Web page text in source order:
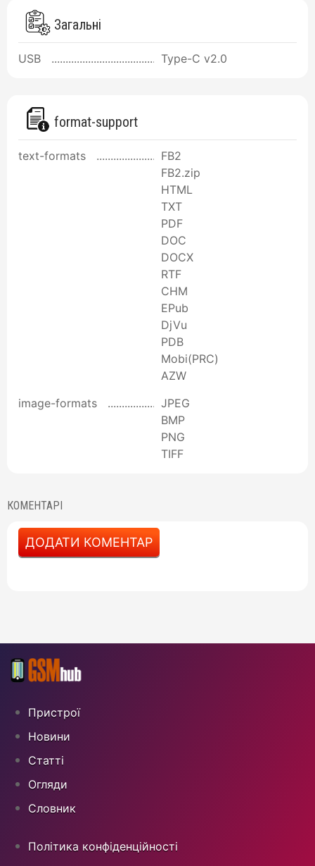
Загальні
USB Type-C v2.0
format-support
text-formats
FB2
FB2.zip
HTML
TXT
PDF
DOC
DOCX
RTF
CHM
EPub
DjVu
PDB
Mobi(PRC)
AZW
image-formats
JPEG
BMP
PNG
TIFF
КОМЕНТАРІ
ДОДАТИ КОМЕНТАР
Пристрої
Новини
Статті
Огляди
Cловник
Політика конфіденційності